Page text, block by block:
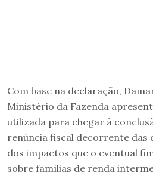
Com base na declaração,
Ministério da Fazenda
utilizada para chegar à
renúncia fiscal decorrente das
dos impactos que o eventual
sobre famílias de renda